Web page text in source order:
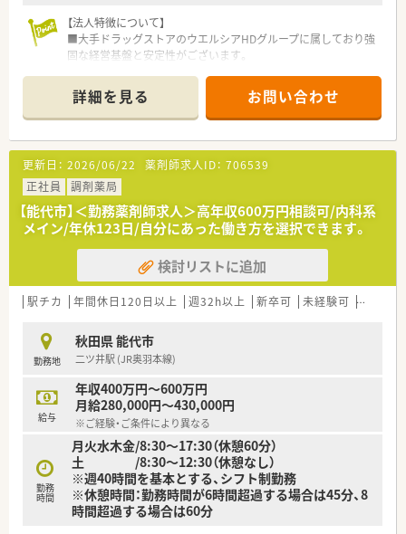
【法人特徴について】
■大手ドラッグストアのウエルシアHDグループに属しており強
固な経営基盤と安定性がございます。
を広く展開している企業です。
■地域を大切にする企業として健康イベントや介護事業、お薬の
配達など社会貢献活動にも注力しています。
【店舗情報と応需状況について】
■JR五能線の能代駅から車で約5分という通勤しやすい立地に
店舗を構えております。
■1日の処方箋応需枚数は10枚程度と少なく面対応が中心でご
ざいますので落ち着いて業務に取り組めます。
■勤務体制は正社員薬剤師1名、パート薬剤師1名、事務員で協力
しながら業務を進めている状況です。
【求人情報について】
■ご経験に応じて年収600万円まで相談可能であり若くして高
■年間休日116日を確保しており、特に土日祝休みという点は魅
力的な条件の一つです。
■住宅手当や役職手当、通勤手当など各種手当が充実しており安
心して勤務できる環境です。
【想定される業務内容】
■主に面対応の処方箋に対する調剤業務、監査、服薬指導をご担
当いただくことになります。
■薬剤師は品出しなどの調剤以外の業務を任されることがない
ため調剤業務に集中できます。
■レセコン業務もございますが導入時のOJT研修で丁寧に指導
を受けられるので安心です。
詳細を見る お問い合わせ
更新日： 2026/06/22 薬剤師求人ID： 706539
正社員
調剤薬局
【能代市】＜勤務薬剤師求人＞高年収600万円相談可/内科系
メイン/年休123日/自分にあった働き方を選択できます。
検討リストに追加
駅チカ 年間休日120日以上 週32h以上 新卒可 未経験可 ブラン
勤務地
秋田県 能代市
二ツ井駅 (JR奥羽本線)
給与
年収400万円～600万円
月給280,000円～430,000円
※ご経験・ご条件により異なる
勤務
時間
月火水木金/8:30～17:30（休憩60分）
土 /8:30～12:30（休憩なし）
※週40時間を基本とする、シフト制勤務
※休憩時間：勤務時間が6時間超過する場合は45分、8
時間超過する場合は60分